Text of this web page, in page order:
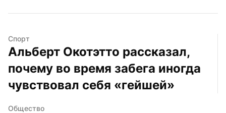
Спорт
Альберт Окотэтто рассказал,
почему во время забега иногда
чувствовал себя «гейшей»
Общество